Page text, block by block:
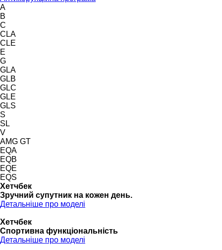
A
B
C
CLA
CLE
E
G
GLA
GLB
GLC
GLE
GLS
S
SL
V
AMG GT
EQA
EQB
EQE
EQS
Хетчбек
Зручний супутник на кожен день.
Детальніше про моделі
Хетчбек
Спортивна функціональність
Детальніше про моделі